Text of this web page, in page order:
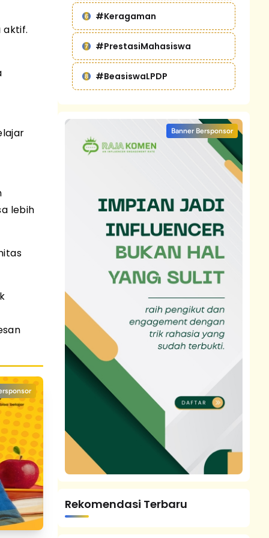
aktif.
lebih
#Keragaman
#PrestasiMahasiswa
#BeasiswaLPDP
Banner Bersponsor
Rekomendasi Terbaru